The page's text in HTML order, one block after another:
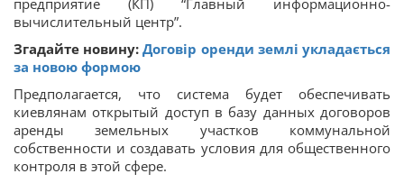
предприятие (КП) “Главный информационно-
вычислительный центр”.
Згадайте новину:Договір оренди землі укладається
за новою формою
Предполагается, что система будет обеспечивать
киевлянам открытый доступ в базу данных договоров
аренды земельных участков коммунальной
собственности и создавать условия для общественного
контроля в этой сфере.